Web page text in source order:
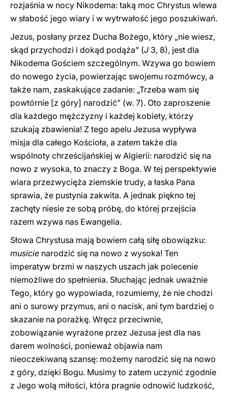
rozjaśnia w nocy Nikodema: taką moc Chrystus wlewa
w słabość jego wiary i w wytrwałość jego poszukiwań.
Jezus, posłany przez Ducha Bożego, który „nie wiesz,
skąd przychodzi i dokąd podąża” (J 3, 8), jest dla
Nikodema Gościem szczególnym. Wzywa go bowiem
do nowego życia, powierzając swojemu rozmówcy, a
także nam, zaskakujące zadanie: „Trzeba wam się
powtórnie [z góry] narodzić” (w. 7). Oto zaproszenie
dla każdego mężczyzny i każdej kobiety, którzy
szukają zbawienia! Z tego apelu Jezusa wypływa
misja dla całego Kościoła, a zatem także dla
wspólnoty chrześcijańskiej w Algierii: narodzić się na
nowo z wysoka, to znaczy z Boga. W tej perspektywie
wiara przezwycięża ziemskie trudy, a łaska Pana
sprawia, że pustynia zakwita. A jednak piękno tej
zachęty niesie ze sobą próbę, do której przejścia
razem wzywa nas Ewangelia.
Słowa Chrystusa mają bowiem całą siłę obowiązku:
musicie narodzić się na nowo z wysoka! Ten
imperatyw brzmi w naszych uszach jak polecenie
niemożliwe do spełnienia. Słuchając jednak uważnie
Tego, który go wypowiada, rozumiemy, że nie chodzi
ani o surowy przymus, ani o nacisk, ani tym bardziej o
skazanie na porażkę. Wręcz przeciwnie,
zobowiązanie wyrażone przez Jezusa jest dla nas
darem wolności, ponieważ objawia nam
nieoczekiwaną szansę: możemy narodzić się na nowo
z góry, dzięki Bogu. Musimy to zatem uczynić zgodnie
z Jego wolą miłości, która pragnie odnowić ludzkość,